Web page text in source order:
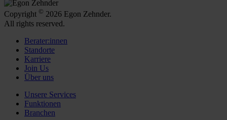
Copyright © 2026 Egon Zehnder.
All rights reserved.
Berater:innen
Standorte
Karriere
Join Us
Über uns
Unsere Services
Funktionen
Branchen